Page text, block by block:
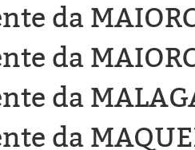
da
da
da
da